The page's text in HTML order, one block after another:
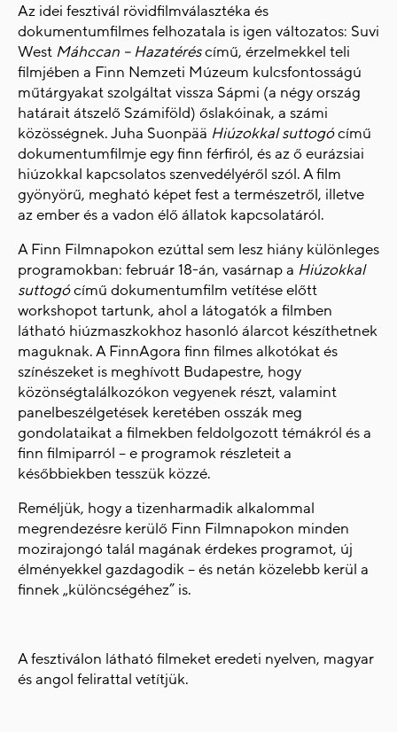
Az idei fesztivál rövidfilmválasztéka és
dokumentumfilmes felhozatala is igen változatos: Suvi
West Máhccan – Hazatéréscímű, érzelmekkel teli
filmjében a Finn Nemzeti Múzeum kulcsfontosságú
műtárgyakat szolgáltat vissza Sápmi (a négy ország
határait átszelő Számiföld) őslakóinak, a számi
közösségnek. Juha Suonpää Hiúzokkal suttogócímű
dokumentumfilmje egy finn férfiról, és az ő eurázsiai
hiúzokkal kapcsolatos szenvedélyéről szól. A film
gyönyörű, megható képet fest a természetről, illetve
az ember és a vadon élő állatok kapcsolatáról.
A Finn Filmnapokon ezúttal sem lesz hiány különleges
programokban: február 18-án, vasárnap a Hiúzokkal
suttogócímű dokumentumfilm vetítése előtt
workshopot tartunk, ahol a látogatók a filmben
látható hiúzmaszkokhoz hasonló álarcot készíthetnek
maguknak. A FinnAgora finn filmes alkotókat és
színészeket is meghívott Budapestre, hogy
közönségtalálkozókon vegyenek részt, valamint
panelbeszélgetések keretében osszák meg
gondolataikat a filmekben feldolgozott témákról és a
finn filmiparról – e programok részleteit a
későbbiekben tesszük közzé.
Reméljük, hogy a tizenharmadik alkalommal
megrendezésre kerülő Finn Filmnapokon minden
mozirajongó talál magának érdekes programot, új
élményekkel gazdagodik – és netán közelebb kerül a
finnek „különcségéhez” is.
A fesztiválon látható filmeket eredeti nyelven, magyar
és angol felirattal vetítjük.